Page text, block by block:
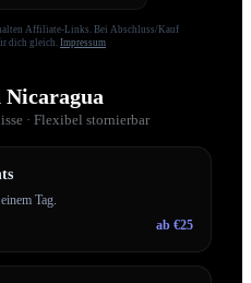
Affiliate-Links. Bei Abschluss/Kauf
dich gleich. Impressum
Nicaragua
· Flexibel stornierbar
Tag.
ab €25